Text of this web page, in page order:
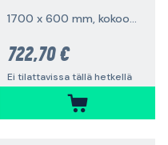
1700 x 600 mm, kokoontaitettava
722,70 €
Ei tilattavissa tällä hetkellä